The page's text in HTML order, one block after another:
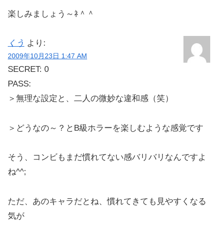
楽しみましょう～ﾈ＾＾
くう より:
2009年10月23日 1:47 AM
SECRET: 0
PASS:
＞無理な設定と、二人の微妙な違和感（笑）
＞どうなの～？とB級ホラーを楽しむような感覚です
そう、コンビもまだ慣れてない感バリバリなんですよ
ね^^;
ただ、あのキャラだとね、慣れてきても見やすくなる
気が